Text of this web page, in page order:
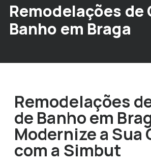
Remodelações de
Banho em Braga
Remodelações
de Banho em
Modernize a Sua
com a Simbut